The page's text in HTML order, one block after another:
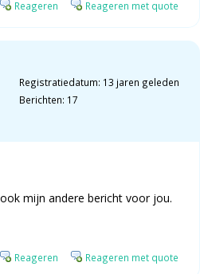
Reageren Reageren met quote
Registratiedatum: 13 jaren geleden
Berichten: 17
mijn andere bericht voor jou.
Reageren Reageren met quote